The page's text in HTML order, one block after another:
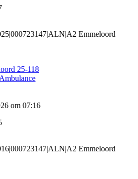
Emmeloord
25-118
om 07:16
Emmeloord